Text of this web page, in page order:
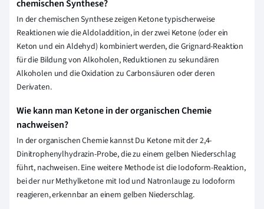
chemischen Synthese?
In der chemischen Synthese zeigen Ketone typischerweise
Reaktionen wie die Aldoladdition, in der zwei Ketone (oder ein
Keton und ein Aldehyd) kombiniert werden, die Grignard-Reaktion
für die Bildung von Alkoholen, Reduktionen zu sekundären
Alkoholen und die Oxidation zu Carbonsäuren oder deren
Derivaten.
Wie kann man Ketone in der organischen Chemie
nachweisen?
In der organischen Chemie kannst Du Ketone mit der 2,4-
Dinitrophenylhydrazin-Probe, die zu einem gelben Niederschlag
führt, nachweisen. Eine weitere Methode ist die Iodoform-Reaktion,
bei der nur Methylketone mit Iod und Natronlauge zu Iodoform
reagieren, erkennbar an einem gelben Niederschlag.